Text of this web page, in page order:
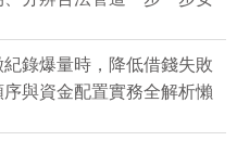
紀錄爆量時，降低借錢失敗
與資金配置實務全解析懶